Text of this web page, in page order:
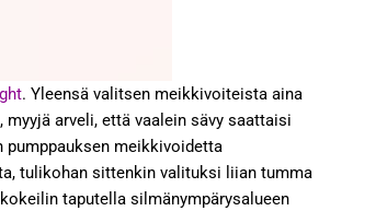
. Yleensä valitsen meikkivoiteista aina
arveli, että vaalein sävy saattaisi
meikkivoidetta
tulikohan sittenkin valituksi liian tumma
taputella silmänympärysalueen